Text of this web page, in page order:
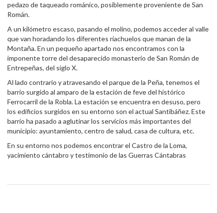
pedazo de taqueado románico, posiblemente proveniente de San
Román.
A un kilómetro escaso, pasando el molino, podemos acceder al valle
que van horadando los diferentes riachuelos que manan de la
Montaña. En un pequeño apartado nos encontramos con la
imponente torre del desaparecido monasterio de San Román de
Entrepeñas, del siglo X.
Al lado contrario y atravesando el parque de la Peña, tenemos el
barrio surgido al amparo de la estación de feve del histórico
Ferrocarril de la Robla. La estación se encuentra en desuso, pero
los edificios surgidos en su entorno son el actual Santibáñez. Este
barrio ha pasado a aglutinar los servicios más importantes del
municipio: ayuntamiento, centro de salud, casa de cultura, etc.
En su entorno nos podemos encontrar el Castro de la Loma,
yacimiento cántabro y testimonio de las Guerras Cántabras